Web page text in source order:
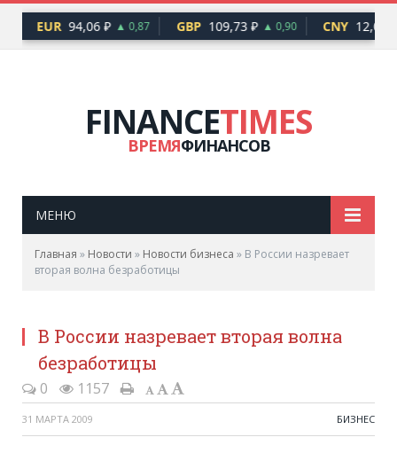
EUR 94,06 ₽ ▲ 0,87 GBP 109,73 ₽ ▲ 0,90 CNY 12,06 ₽
FINANCETIMES
ВРЕМЯФИНАНСОВ
МЕНЮ
Главная » Новости » Новости бизнеса » В России назревает
вторая волна безработицы
В России назревает вторая волна
безработицы
0 1157
31 МАРТА 2009 БИЗНЕС